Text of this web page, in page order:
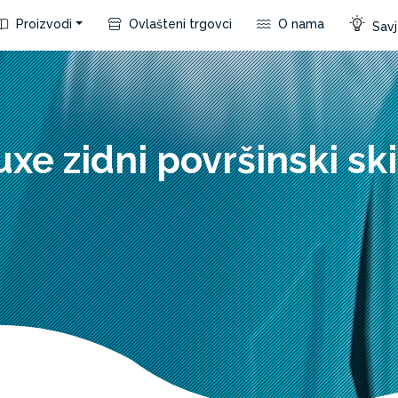
Proizvodi Ovlašteni trgovci O nama
zidni površinski